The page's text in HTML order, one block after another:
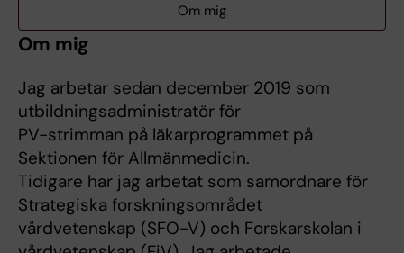
Om mig
Om mig
Jag arbetar sedan december 2019 som
utbildningsadministratör för
PV-strimman på läkarprogrammet på
Sektionen för Allmänmedicin.
Tidigare har jag arbetat som samordnare för
Strategiska forskningsområdet
vårdvetenskap (SFO-V) och Forskarskolan i